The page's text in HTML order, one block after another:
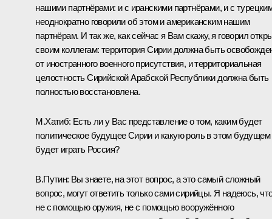
нашими партнёрами: и с иранскими партнёрами, и с
неоднократно говорили об этом и американским нашим
партнёрам. И так же, как сейчас я Вам скажу, я говорил
своим коллегам: территория Сирии должна быть
от иностранного военного присутствия, и территориальная
целостность Сирийской Арабской Республики должна быть
полностью восстановлена.
М.Хатиб: Есть ли у Вас представление о том, каким будет
политическое будущее Сирии и какую роль в этом будущем
будет играть Россия?
В.Путин: Вы знаете, на этот вопрос, а это самый сложный
вопрос, могут ответить только сами сирийцы. Я надеюсь,
не с помощью оружия, не с помощью вооружённого